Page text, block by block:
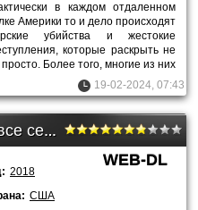
в каждом отдаленном
Америки то и дело происходят
убийства и жестокие
которые раскрыть не
просто. Более того, многие из них
через
19-02-2024, 07:43
Джек Райан (3 сезон все серии)
WEB-DL
2018
США